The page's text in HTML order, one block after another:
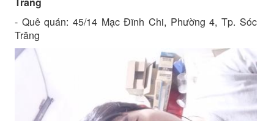
- Quê quán:45/14 Mạc Đĩnh Chi, Phường 4, Tp. Sóc
Trăng